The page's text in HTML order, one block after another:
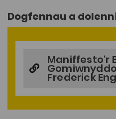
Dogfennau a
Maniffesto'r
Frederick